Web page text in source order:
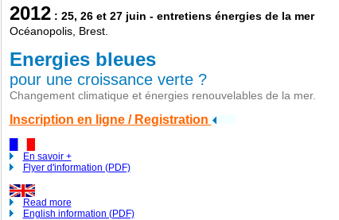
2012: 25, 26 et 27 juin - entretiens énergies de la mer
Océanopolis, Brest.
Energies bleues
pour une croissance verte ?
Changement climatique et énergies renouvelables de la mer.
Inscription en ligne / Registration
En savoir +
Flyer d'information (PDF)
Read more
English information (PDF)